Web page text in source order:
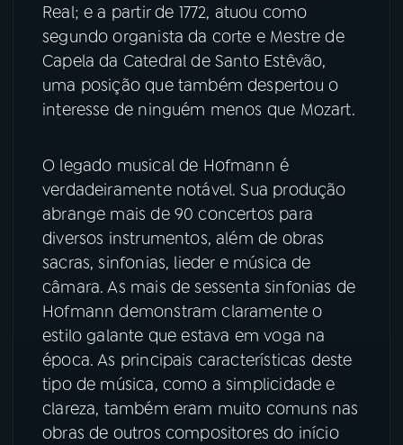
Real; e a partir de 1772, atuou como
segundo organista da corte e Mestre de
Capela da Catedral de Santo Estêvão,
uma posição que também despertou o
interesse de ninguém menos que Mozart.
O legado musical de Hofmann é
verdadeiramente notável. Sua produção
abrange mais de 90 concertos para
diversos instrumentos, além de obras
sacras, sinfonias, lieder e música de
câmara. As mais de sessenta sinfonias de
Hofmann demonstram claramente o
estilo galante que estava em voga na
época. As principais características deste
tipo de música, como a simplicidade e
clareza, também eram muito comuns nas
obras de outros compositores do início